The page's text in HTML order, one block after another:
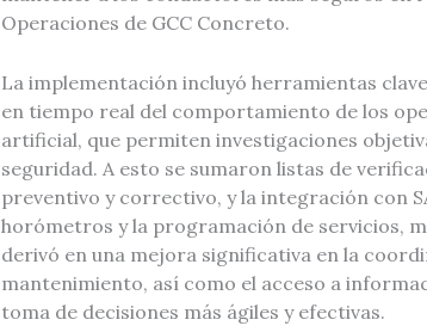
Operaciones de GCC Concreto.
La implementación incluyó herramientas
en tiempo real del comportamiento de los
artificial, que permiten investigaciones
seguridad. A esto se sumaron listas de
preventivo y correctivo, y la integración con
horómetros y la programación de servicios,
derivó en una mejora significativa en la
mantenimiento, así como el acceso a
toma de decisiones más ágiles y efectivas.